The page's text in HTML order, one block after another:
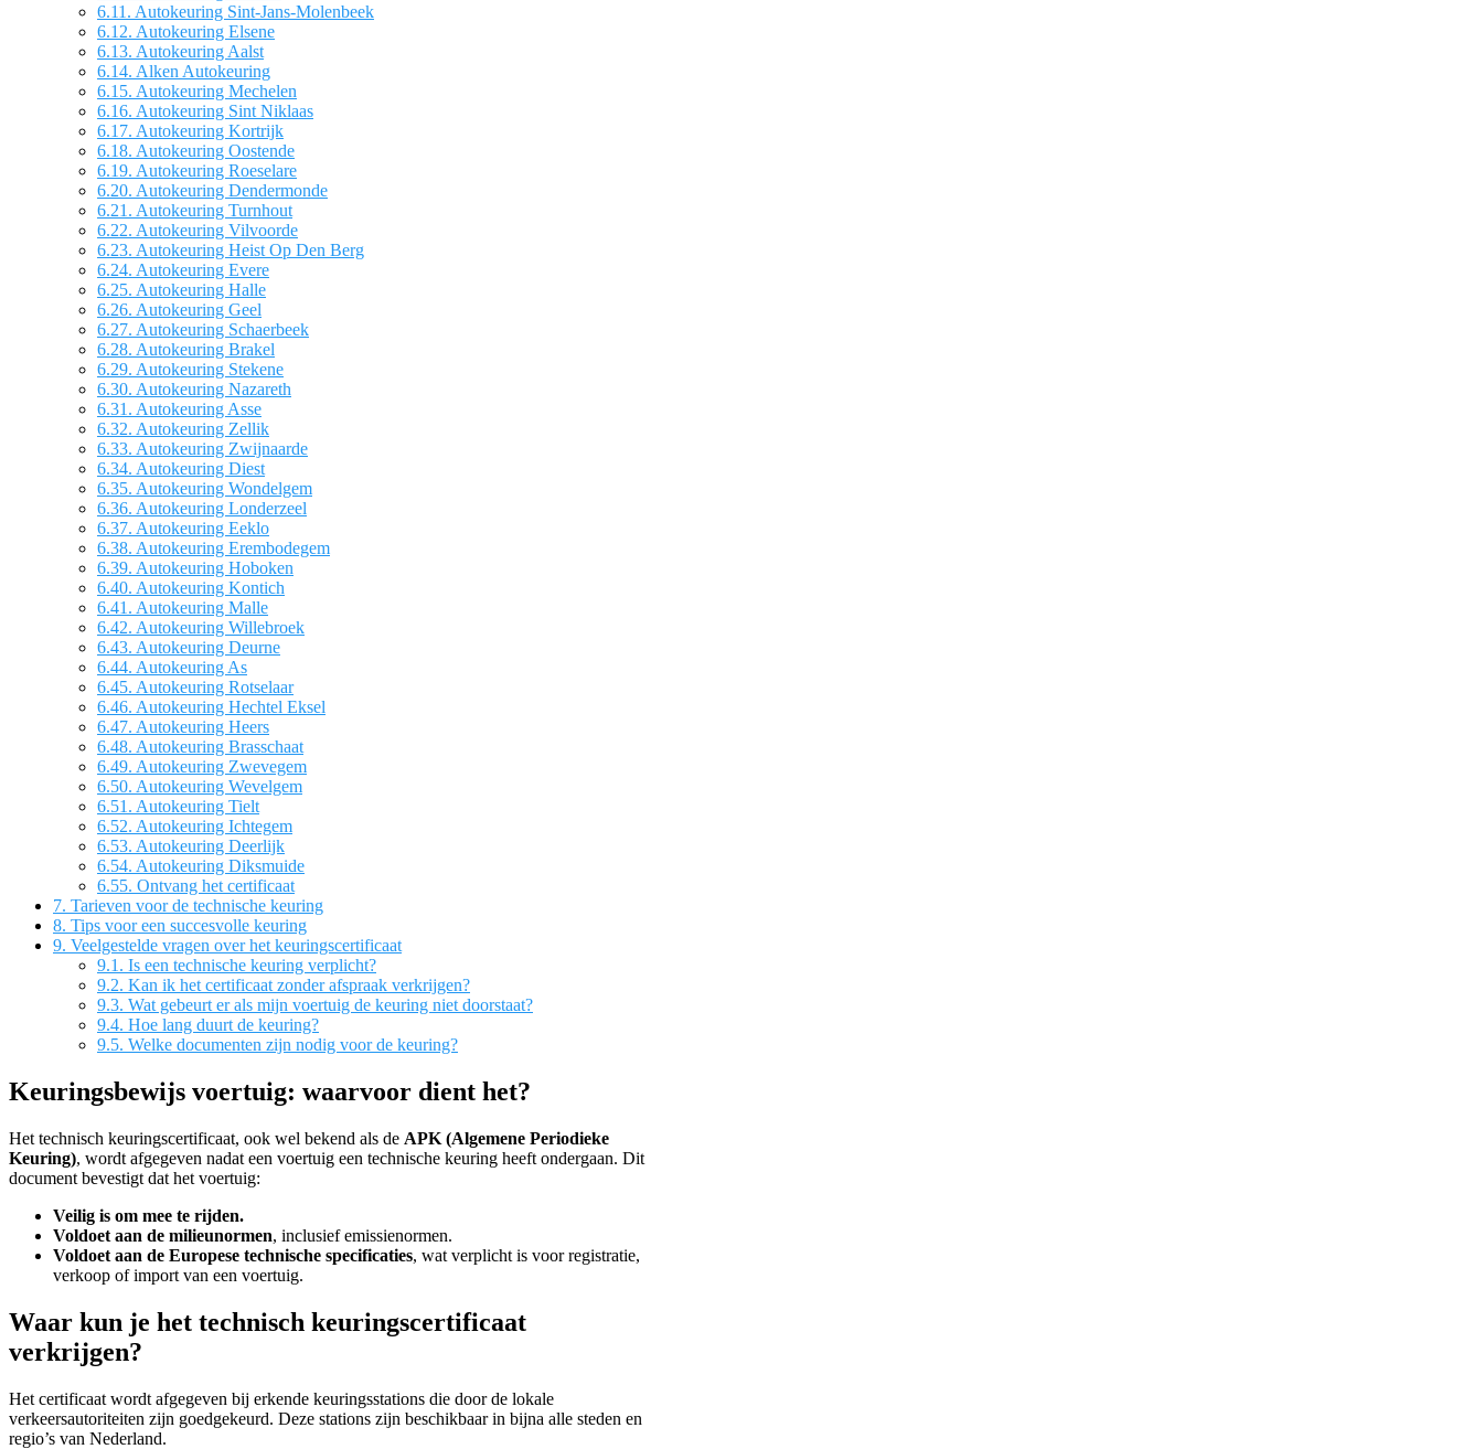
6.11. Autokeuring Sint-Jans-Molenbeek
6.12. Autokeuring Elsene
6.13. Autokeuring Aalst
6.14. Alken Autokeuring
6.15. Autokeuring Mechelen
6.16. Autokeuring Sint Niklaas
6.17. Autokeuring Kortrijk
6.18. Autokeuring Oostende
6.19. Autokeuring Roeselare
6.20. Autokeuring Dendermonde
6.21. Autokeuring Turnhout
6.22. Autokeuring Vilvoorde
6.23. Autokeuring Heist Op Den Berg
6.24. Autokeuring Evere
6.25. Autokeuring Halle
6.26. Autokeuring Geel
6.27. Autokeuring Schaerbeek
6.28. Autokeuring Brakel
6.29. Autokeuring Stekene
6.30. Autokeuring Nazareth
6.31. Autokeuring Asse
6.32. Autokeuring Zellik
6.33. Autokeuring Zwijnaarde
6.34. Autokeuring Diest
6.35. Autokeuring Wondelgem
6.36. Autokeuring Londerzeel
6.37. Autokeuring Eeklo
6.38. Autokeuring Erembodegem
6.39. Autokeuring Hoboken
6.40. Autokeuring Kontich
6.41. Autokeuring Malle
6.42. Autokeuring Willebroek
6.43. Autokeuring Deurne
6.44. Autokeuring As
6.45. Autokeuring Rotselaar
6.46. Autokeuring Hechtel Eksel
6.47. Autokeuring Heers
6.48. Autokeuring Brasschaat
6.49. Autokeuring Zwevegem
6.50. Autokeuring Wevelgem
6.51. Autokeuring Tielt
6.52. Autokeuring Ichtegem
6.53. Autokeuring Deerlijk
6.54. Autokeuring Diksmuide
6.55. Ontvang het certificaat
7. Tarieven voor de technische keuring
8. Tips voor een succesvolle keuring
9. Veelgestelde vragen over het keuringscertificaat
9.1. Is een technische keuring verplicht?
9.2. Kan ik het certificaat zonder afspraak verkrijgen?
9.3. Wat gebeurt er als mijn voertuig de keuring niet doorstaat?
9.4. Hoe lang duurt de keuring?
9.5. Welke documenten zijn nodig voor de keuring?
Keuringsbewijs voertuig: waarvoor dient het?
Het technisch keuringscertificaat, ook wel bekend als de APK (Algemene Periodieke
Keuring), wordt afgegeven nadat een voertuig een technische keuring heeft ondergaan. Dit
document bevestigt dat het voertuig:
Veilig is om mee te rijden.
Voldoet aan de milieunormen, inclusief emissienormen.
Voldoet aan de Europese technische specificaties, wat verplicht is voor registratie,
verkoop of import van een voertuig.
Waar kun je het technisch keuringscertificaat
verkrijgen?
Het certificaat wordt afgegeven bij erkende keuringsstations die door de lokale
verkeersautoriteiten zijn goedgekeurd. Deze stations zijn beschikbaar in bijna alle steden en
regio’s van Nederland.